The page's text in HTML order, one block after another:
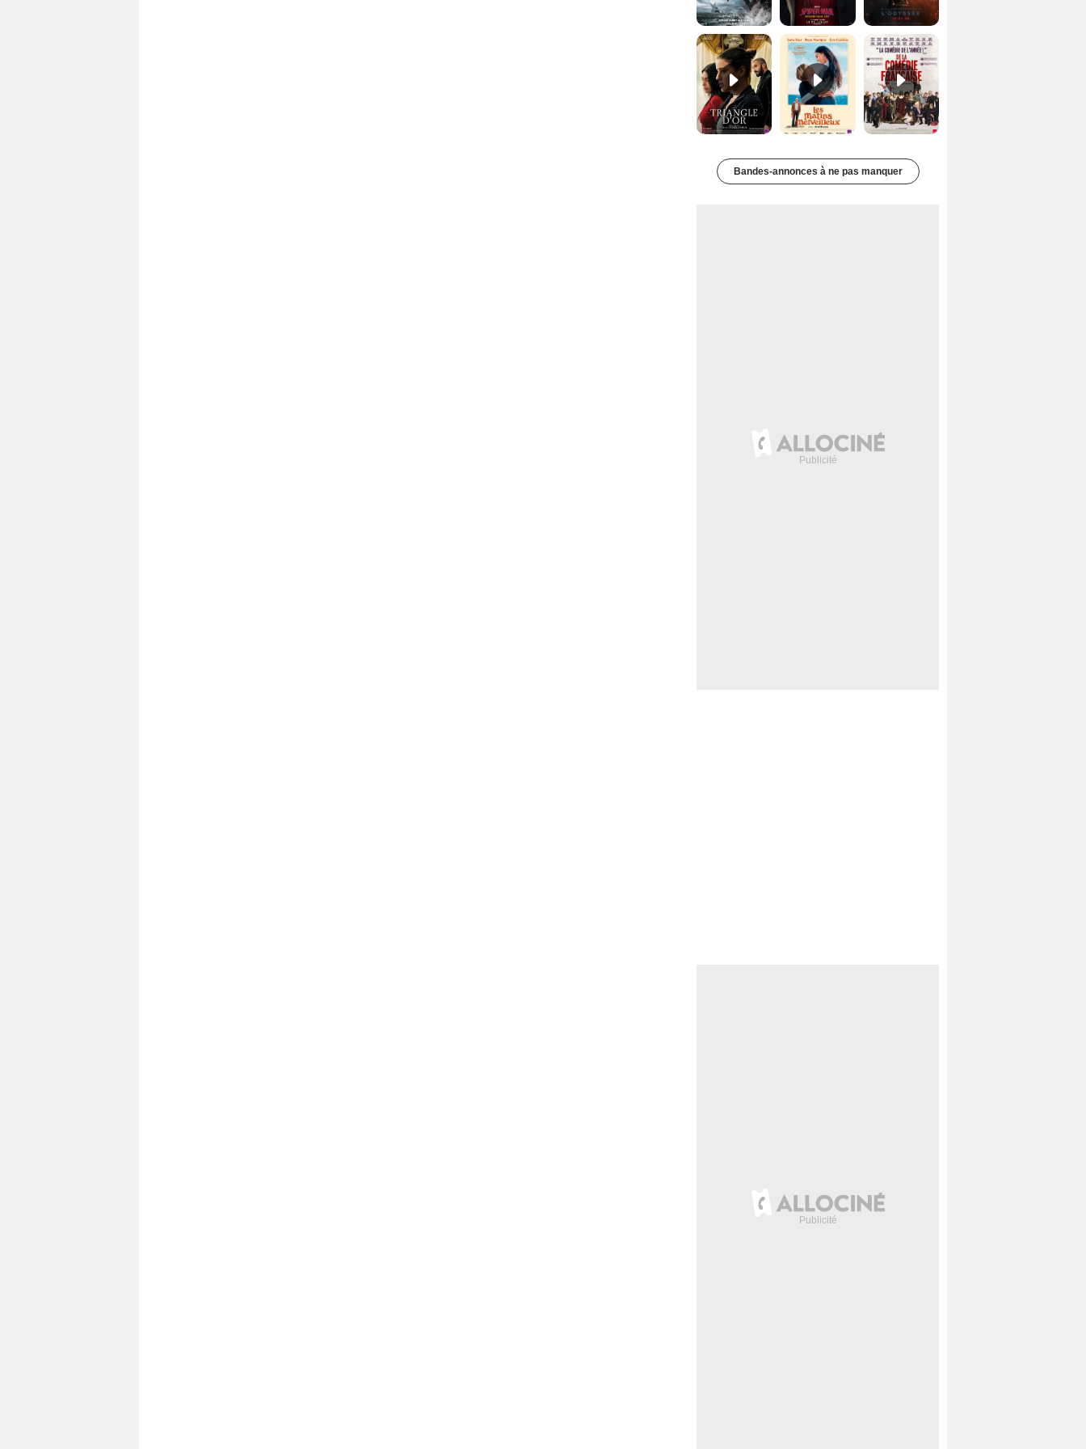
Le Triangle d'or Bande-annonce VF De la Comédie-Française Teaser VF
Bandes-annonces à ne pas manquer